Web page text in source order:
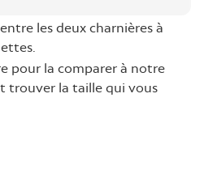
les deux charnières à
pour la comparer à notre
trouver la taille qui vous